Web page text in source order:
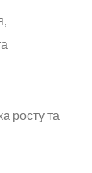
росту та